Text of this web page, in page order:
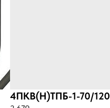
4ПКВ(Н)ТПБ-1-70/120